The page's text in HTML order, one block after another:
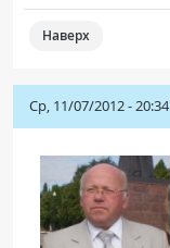
Наверх
Ср, 11/07/2012 - 20:34